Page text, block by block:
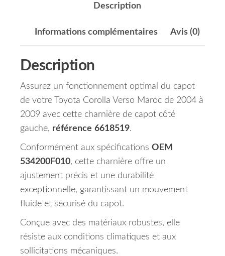
Description
Informations complémentaires Avis (0)
Description
Assurez un fonctionnement optimal du capot
de votre Toyota Corolla Verso Maroc de 2004 à
2009 avec cette charnière de capot côté
gauche, référence 6618519.
Conformément aux spécifications OEM
534200F010, cette charnière offre un
ajustement précis et une durabilité
exceptionnelle, garantissant un mouvement
fluide et sécurisé du capot.
Conçue avec des matériaux robustes, elle
résiste aux conditions climatiques et aux
sollicitations mécaniques.